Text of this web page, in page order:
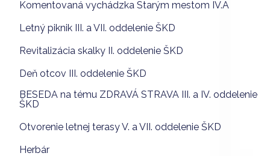
Komentovaná vychádzka Starým mestom IV.A
Letný piknik III. a VII. oddelenie ŠKD
Revitalizácia skalky II. oddelenie ŠKD
Deň otcov III. oddelenie ŠKD
BESEDA na tému ZDRAVÁ STRAVA III. a IV. oddelenie
ŠKD
Otvorenie letnej terasy V. a VII. oddelenie ŠKD
Herbár